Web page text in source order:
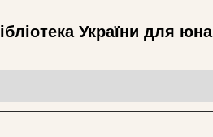
України для